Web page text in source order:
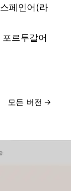
스페인어(라
포르투갈어
모든 버전 →